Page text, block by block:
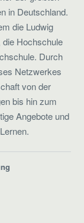
in Deutschland.
die Ludwig
die Hochschule
Durch
Netzwerkes
von der
bis hin zum
Angebote und